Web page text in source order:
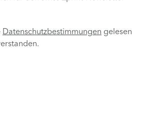
Datenschutzbestimmungen gelesen